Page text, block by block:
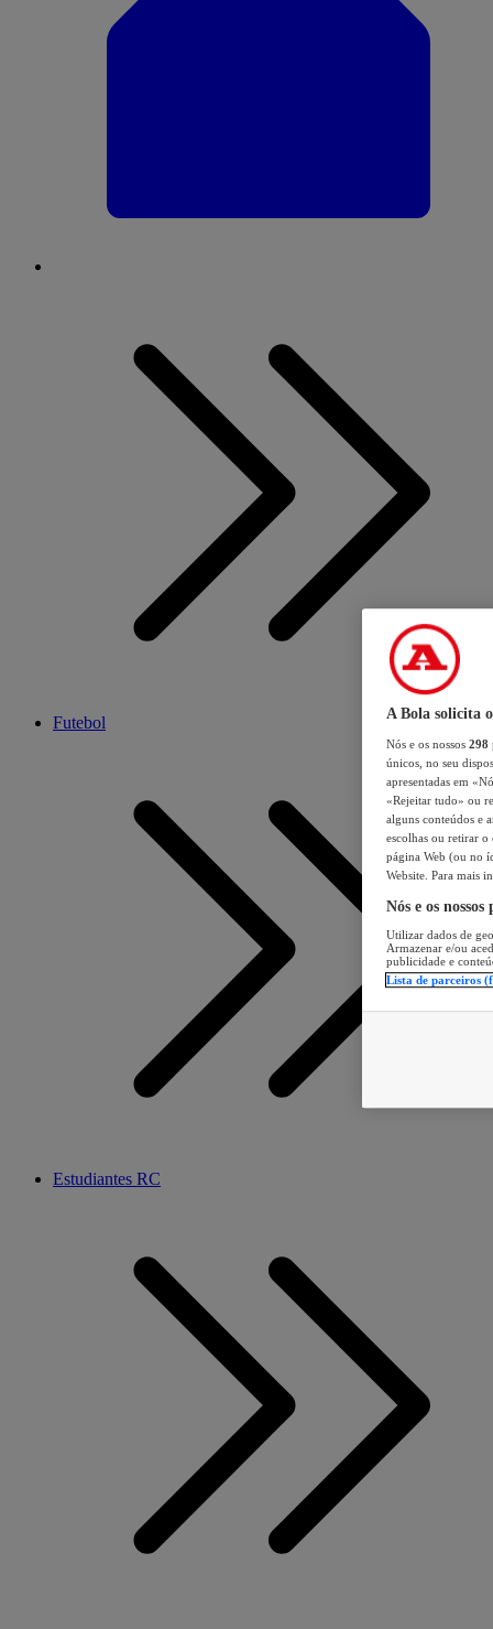
Futebol
Estudiantes RC
A Bola solicita
Nós e os nossos 298
únicos, no seu
apresentadas em
«Rejeitar tudo» ou
alguns conteúdos e
escolhas ou retirar
página Web (ou no
Website. Para mais
Nós e os
Utilizar dados de
Armazenar e/ou
publicidade e
Lista de parceiros